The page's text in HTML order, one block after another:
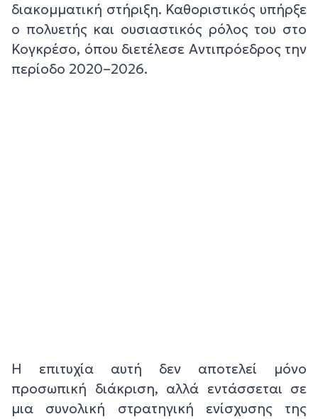
διακομματική στήριξη. Καθοριστικός υπήρξε
ο πολυετής και ουσιαστικός ρόλος του στο
Κογκρέσο, όπου διετέλεσε Αντιπρόεδρος την
περίοδο 2020–2026.
Η επιτυχία αυτή δεν αποτελεί μόνο
προσωπική διάκριση, αλλά εντάσσεται σε
μια συνολική στρατηγική ενίσχυσης της